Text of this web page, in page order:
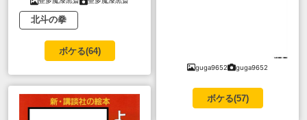
北斗の拳
ボケる(64)
guga9652 guga9652
ボケる(57)